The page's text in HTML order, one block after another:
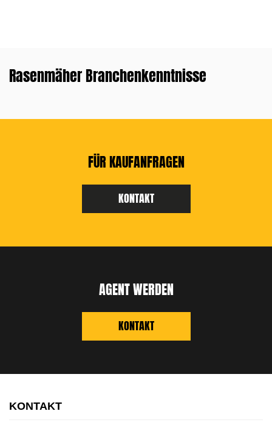
Rasenmäher Branchenkenntnisse
FÜR KAUFANFRAGEN
KONTAKT
AGENT WERDEN
KONTAKT
KONTAKT